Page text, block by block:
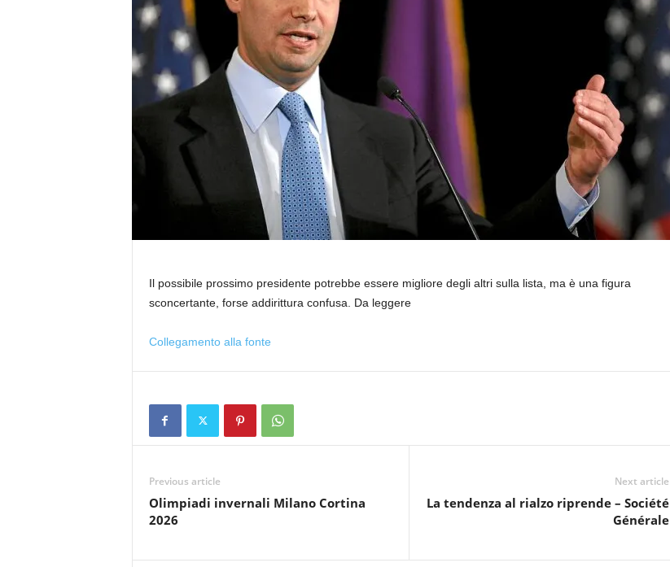
Il possibile prossimo presidente potrebbe essere migliore degli altri sulla lista, ma è una figura
sconcertante, forse addirittura confusa. Da leggere
Collegamento alla fonte
Previous article
Olimpiadi invernali Milano Cortina
2026
Next article
La tendenza al rialzo riprende – Société
Générale